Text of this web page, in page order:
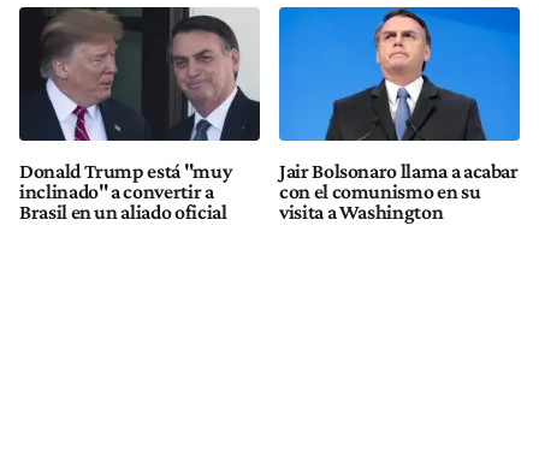
Donald Trump está "muy
inclinado" a convertir a
Brasil en un aliado oficial
Jair Bolsonaro llama a acabar
con el comunismo en su
visita a Washington